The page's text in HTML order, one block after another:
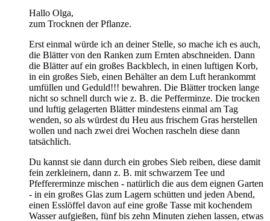
Hallo Olga,
zum Trocknen der Pflanze.
Erst einmal würde ich an deiner Stelle, so mache ich es auch,
die Blätter von den Ranken zum Ernten abschneiden. Dann
die Blätter auf ein großes Backblech, in einen luftigen Korb,
in ein großes Sieb, einen Behälter an dem Luft herankommt
umfüllen und Geduld!!! bewahren. Die Blätter trocken lange
nicht so schnell durch wie z. B. die Pefferminze. Die trocken
und luftig gelagerten Blätter mindestens einmal am Tag
wenden, so als würdest du Heu aus frischem Gras herstellen
wollen und nach zwei drei Wochen rascheln diese dann
tatsächlich.
Du kannst sie dann durch ein grobes Sieb reiben, diese damit
fein zerkleinern, dann z. B. mit schwarzem Tee und
Pfeffererminze mischen - natürlich die aus dem eignen Garten
- in ein großes Glas zum Lagern schütten und jeden Abend,
einen Esslöffel davon auf eine große Tasse mit kochendem
Wasser aufgießen, fünf bis zehn Minuten ziehen lassen, etwas